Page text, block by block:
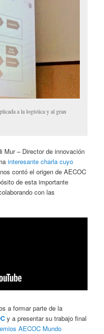
a la logística y al gran
Mur – Director de innovación
interesante charla cuyo
contó el origen de AECOC
de esta importante
con las
a formar parte de la
y a presentar su trabajo final
AECOC Mundo